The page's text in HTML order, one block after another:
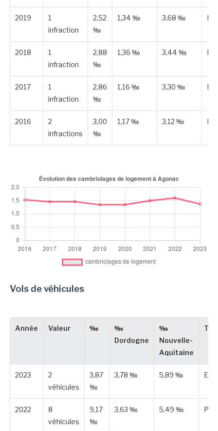
2019
1
infraction
2,52
‰
1,34 ‰ 3,68 ‰
2018
1
infraction
2,88
‰
1,36 ‰ 3,44 ‰
2017
1
infraction
2,86
‰
1,16 ‰ 3,30 ‰
2016
2
infractions
3,00
‰
1,17 ‰ 3,12 ‰
Vols de véhicules
Année Valeur ‰
‰
Dordogne
‰
Nouvelle-
Aquitaine
2023
2
véhicules
3,87
‰
3,78 ‰ 5,89 ‰
2022
8
véhicules
9,17
‰
3,63 ‰ 5,49 ‰